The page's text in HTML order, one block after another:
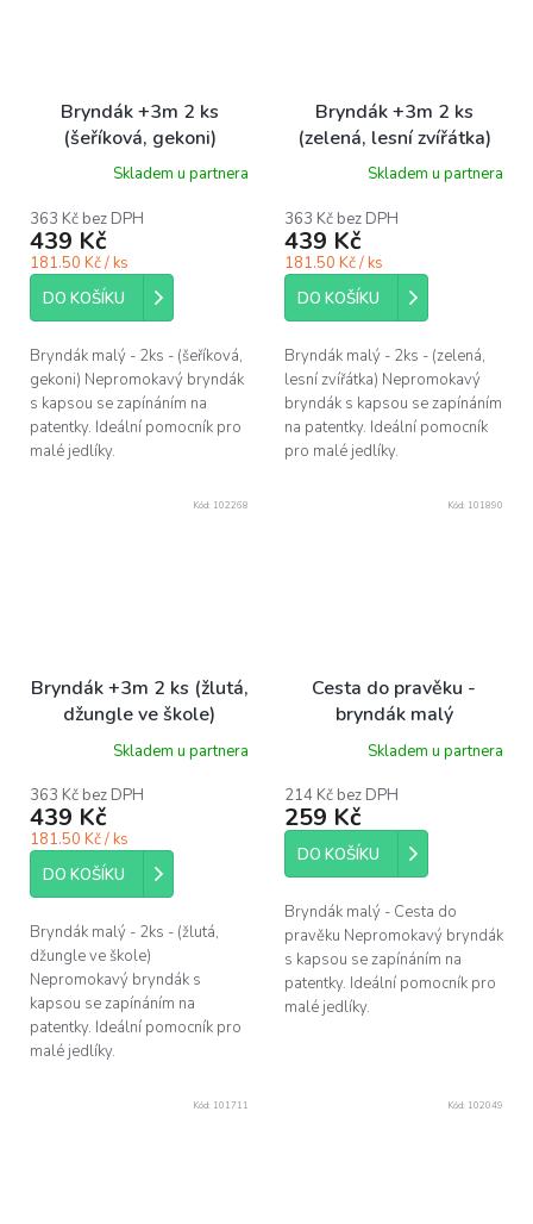
Bryndák +3m 2 ks
(šeříková, gekoni)
Skladem u partnera
363 Kč bez DPH
439 Kč
181.50 Kč / ks
DO KOŠÍKU
Bryndák malý - 2ks - (šeříková,
gekoni) Nepromokavý bryndák
s kapsou se zapínáním na
patentky. Ideální pomocník pro
malé jedlíky.
Bryndák +3m 2 ks
(zelená, lesní zvířátka)
Skladem u partnera
363 Kč bez DPH
439 Kč
181.50 Kč / ks
DO KOŠÍKU
Bryndák malý - 2ks - (zelená,
lesní zvířátka) Nepromokavý
bryndák s kapsou se zapínáním
na patentky. Ideální pomocník
pro malé jedlíky.
Bryndák +3m 2 ks (žlutá,
džungle ve škole)
Skladem u partnera
363 Kč bez DPH
439 Kč
181.50 Kč / ks
DO KOŠÍKU
Bryndák malý - 2ks - (žlutá,
džungle ve škole)
Nepromokavý bryndák s
kapsou se zapínáním na
patentky. Ideální pomocník pro
malé jedlíky.
Kód: 102268
Cesta do pravěku -
bryndák malý
Skladem u partnera
214 Kč bez DPH
259 Kč
DO KOŠÍKU
Bryndák malý - Cesta do
pravěku Nepromokavý bryndák
s kapsou se zapínáním na
patentky. Ideální pomocník pro
malé jedlíky.
Kód: 101890
Kód: 101711 Kód: 102049